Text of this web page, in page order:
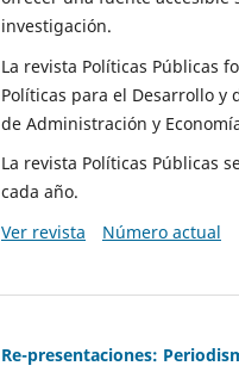
investigación.
La revista Políticas Públicas
Políticas para el Desarrollo y
de Administración y
La revista Políticas Públicas
cada año.
Ver revista
Número actual
Re-presentaciones: